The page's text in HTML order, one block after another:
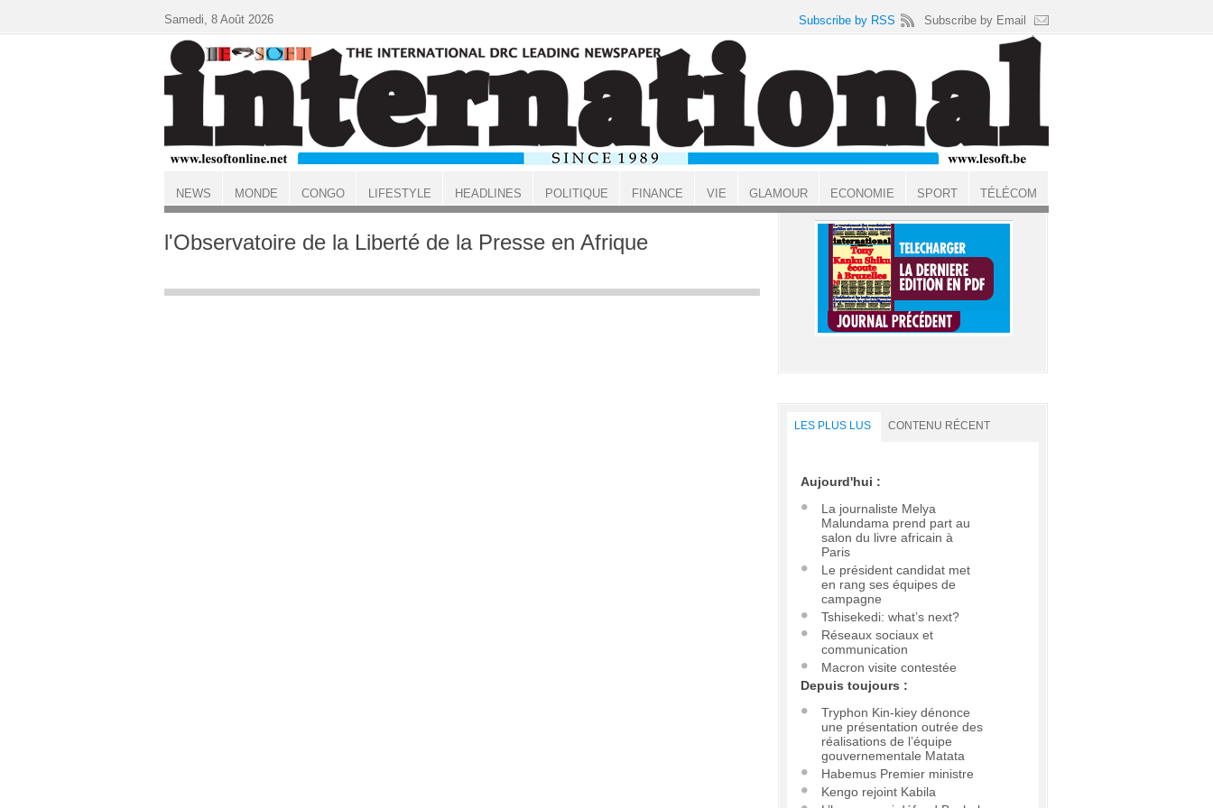
ACCUEIL
l'Observatoire de la Liberté de la Presse en Afrique
LES PLUS LUS CONTENU RÉCENT
Aujourd'hui :
La journaliste Melya
Malundama prend part au
salon du livre africain à
Paris
Le président candidat met
en rang ses équipes de
campagne
Tshisekedi: what’s next?
Réseaux sociaux et
communication
Macron visite contestée
Depuis toujours :
Tryphon Kin-kiey dénonce
une présentation outrée des
réalisations de l’équipe
gouvernementale Matata
Habemus Premier ministre
Kengo rejoint Kabila
Samedi, 8 Août 2026 Subscribe by RSS Subscribe by Email
NEWS MONDE CONGO LIFESTYLE HEADLINES POLITIQUE FINANCE VIE GLAMOUR ECONOMIE SPORT TÉLÉCOM